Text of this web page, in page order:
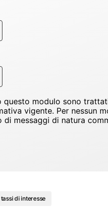
questo modulo sono
vigente. Per nessun
messaggi di natura
tassi di interesse